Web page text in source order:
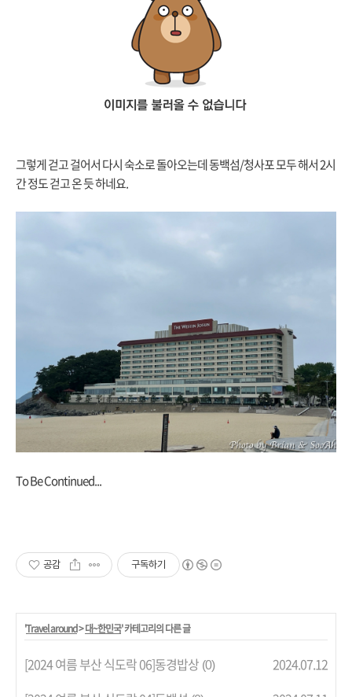
그렇게 걷고 걸어서 다시 숙소로 돌아오는데 동백섬/청사포 모두 해서 2시
간 정도 걷고 온 듯 하네요.
To Be Continued...
공감 구독하기
'Travel around>대~한민국' 카테고리의 다른 글
[2024 여름 부산 식도락 06]동경밥상 (0)
2024.07.12